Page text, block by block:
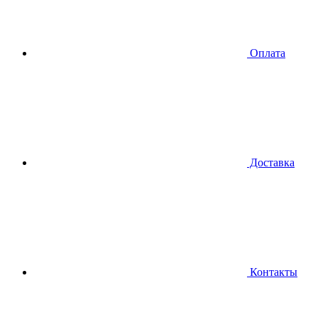
Оплата
Доставка
Контакты